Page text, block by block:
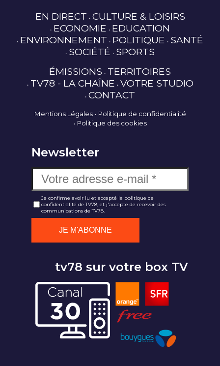
EN DIRECT CULTURE & LOISIRS
ECONOMIE EDUCATION
ENVIRONNEMENT POLITIQUE SANTÉ
SOCIÉTÉ SPORTS
ÉMISSIONS TERRITOIRES
TV78 - LA CHAÎNE VOTRE STUDIO
CONTACT
Mentions Légales
Politique de confidentialité
Politique des cookies
Newsletter
Je confirme avoir lu et accepté la politique de
confidentialité de TV78, et j'accepte de recevoir des
communications de TV78.
tv78 sur votre box TV